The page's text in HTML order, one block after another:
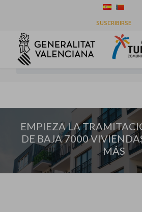
SUSCRIBIRSE
7000 VIVIENDAS TURÍSTICAS
Usted está aquí: Inicio /
/
EMPIEZA LA TRAMITACIÓN PARA DAR DE
TURÍSTICAS MÁS...
EMPIEZA LA
DE BAJA 7000
MÁS